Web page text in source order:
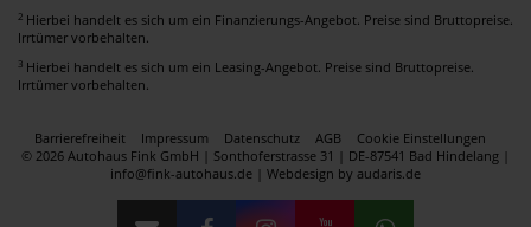
2 Hierbei handelt es sich um ein Finanzierungs-Angebot. Preise sind Bruttopreise.
Irrtümer vorbehalten.
3 Hierbei handelt es sich um ein Leasing-Angebot. Preise sind Bruttopreise.
Irrtümer vorbehalten.
Barrierefreiheit Impressum Datenschutz AGB
Cookie Einstellungen
© 2026 Autohaus Fink GmbH | Sonthoferstrasse 31 | DE-87541 Bad Hindelang |
info@fink-autohaus.de | Webdesign by audaris.de